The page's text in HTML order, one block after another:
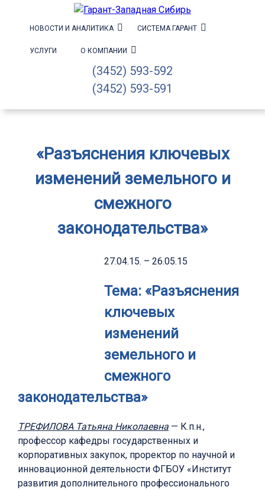
НОВОСТИ И АНАЛИТИКА СИСТЕМА ГАРАНТ
УСЛУГИ О КОМПАНИИ
(3452) 593-592
(3452) 593-591
«Разъяснения ключевых
изменений земельного и
смежного
законодательства»
27.04.15. – 26.05.15
Тема: «Разъяснения
ключевых
изменений
земельного и
смежного
законодательства»
ТРЕФИЛОВА Татьяна Николаевна — К.п.н.,
профессор кафедры государственных и
корпоративных закупок, проректор по научной и
инновационной деятельности ФГБОУ «Институт
развития дополнительного профессионального